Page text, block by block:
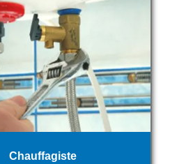
Chauffagiste